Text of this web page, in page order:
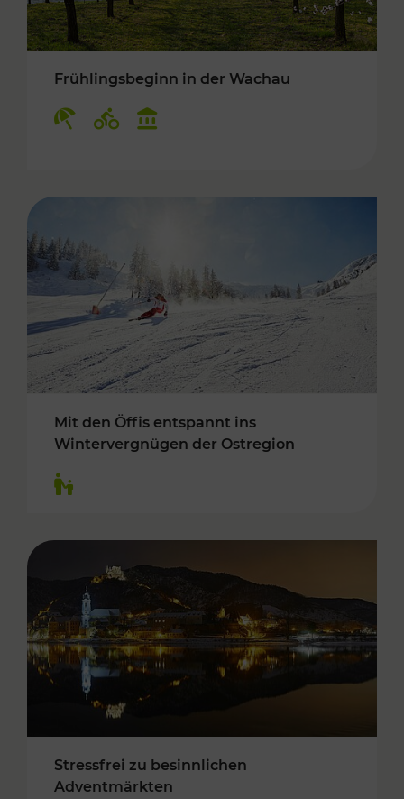
Frühlingsbeginn in der Wachau
Mit den Öffis entspannt ins
Wintervergnügen der Ostregion
Stressfrei zu besinnlichen
Adventmärkten